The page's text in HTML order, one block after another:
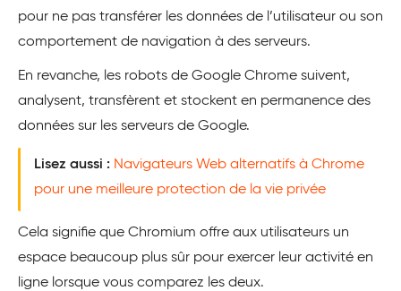
pour ne pas transférer les données de l’utilisateur ou son
comportement de navigation à des serveurs.
En revanche, les robots de Google Chrome suivent,
analysent, transfèrent et stockent en permanence des
données sur les serveurs de Google.
Lisez aussi : Navigateurs Web alternatifs à Chrome
pour une meilleure protection de la vie privée
Cela signifie que Chromium offre aux utilisateurs un
espace beaucoup plus sûr pour exercer leur activité en
ligne lorsque vous comparez les deux.